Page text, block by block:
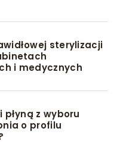
sterylizacji
i medycznych
z wyboru
o profilu